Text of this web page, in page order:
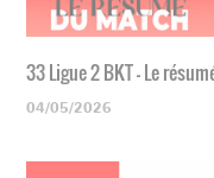
33 Ligue 2 BKT - Le
04/05/2026